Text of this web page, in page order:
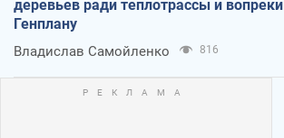
деревьев ради теплотрассы и вопреки
Генплану
Владислав Самойленко 816